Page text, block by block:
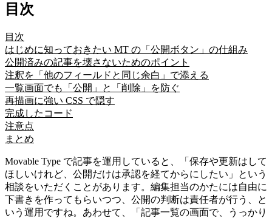
目次
目次
はじめに知っておきたい MT の「公開ボタン」の仕組み
公開済みの記事を壊さないためのポイント
注釈を「他のフィールドと同じ余白」で添える
一覧画面でも「公開」と「削除」を防ぐ
再描画に強い CSS で隠す
完成したコード
注意点
まとめ
Movable Type で記事を運用していると、「保存や更新はして
ほしいけれど、公開だけは承認を経てからにしたい」という
相談をいただくことがあります。編集担当のかたには自由に
下書きを作ってもらいつつ、公開の判断は責任者が行う、と
いう運用ですね。あわせて、「記事一覧の画面で、うっかり